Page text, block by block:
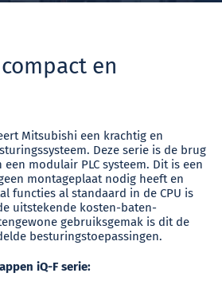
en
Mitsubishi een krachtig en
Deze serie is de brug
modulair PLC systeem. Dit is een
montageplaat nodig heeft en
functies al standaard in de CPU is
uitstekende kosten-baten-
gebruiksgemak is dit de
besturingstoepassingen.
iQ-F serie: